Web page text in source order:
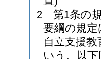
2
第1条の
要綱の規
自立支援
いう。以下